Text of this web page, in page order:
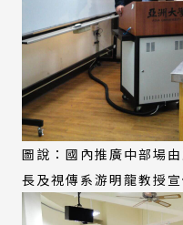
圖說：國內推廣中部場
長及視傳系游明龍教授宣